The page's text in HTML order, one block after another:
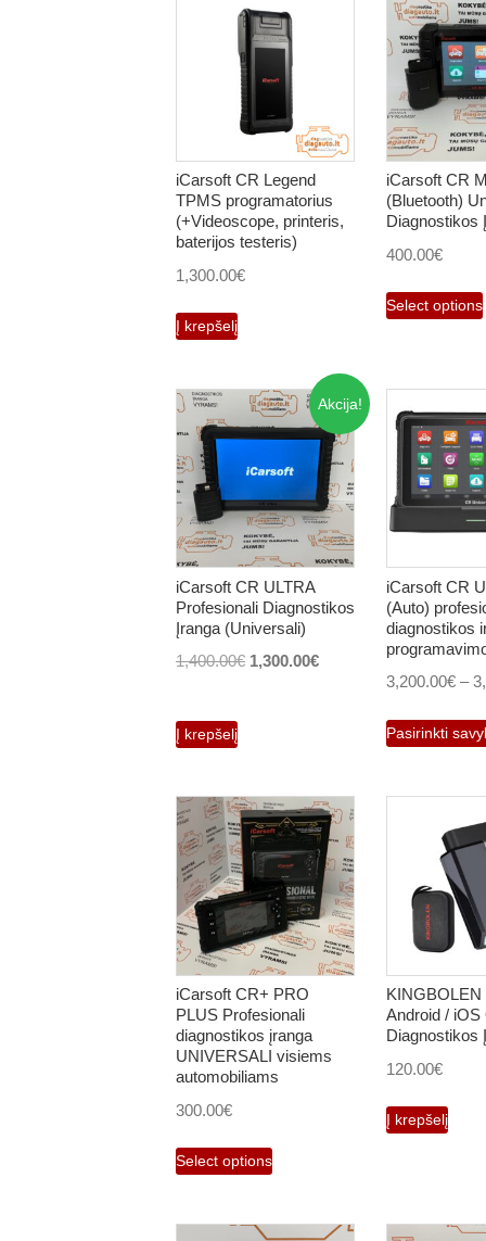
iCarsoft CR Legend
TPMS programatorius
(+Videoscope, printeris,
baterijos testeris)
1,300.00€
Į krepšelį
iCarsoft CR
(Bluetooth)
Diagnostikos
400.00€
Select options
Akcija!
iCarsoft CR ULTRA
Profesionali Diagnostikos
Įranga (Universali)
1,400.00€ Original
1,300.00€Current
1,300.00€.
Į krepšelį
iCarsoft CR
(Auto)
diagnostikos
3,200.00€ –
Pasirinkti
iCarsoft CR+ PRO
PLUS Profesionali
diagnostikos įranga
UNIVERSALI visiems
automobiliams
300.00€
Select options
KINGBOLEN
Android / iOS
Diagnostikos
120.00€
Į krepšelį